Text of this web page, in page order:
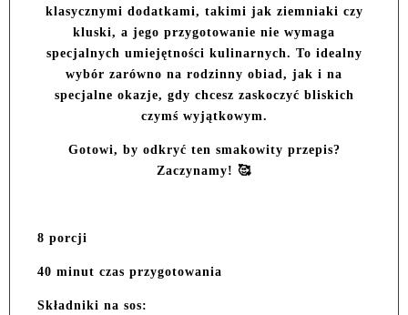
klasycznymi dodatkami, takimi jak ziemniaki czy
kluski, a jego przygotowanie nie wymaga
specjalnych umiejętności kulinarnych. To idealny
wybór zarówno na rodzinny obiad, jak i na
specjalne okazje, gdy chcesz zaskoczyć bliskich
czymś wyjątkowym.
Gotowi, by odkryć ten smakowity przepis?
Zaczynamy! 🥰
8 porcji
40 minut czas przygotowania
Składniki na sos: